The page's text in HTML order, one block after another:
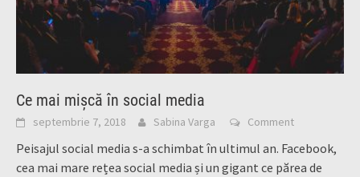
Ce mai mișcă în social media
septembrie 7, 2018 Sabina Varga Comment
Peisajul social media s-a schimbat în ultimul an. Facebook,
cea mai mare rețea social media și un gigant ce părea de